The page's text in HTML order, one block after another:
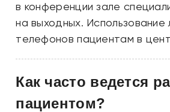
в конференции зале
на выходных. Использование
телефонов пациентам в
Как часто ведется
пациентом?